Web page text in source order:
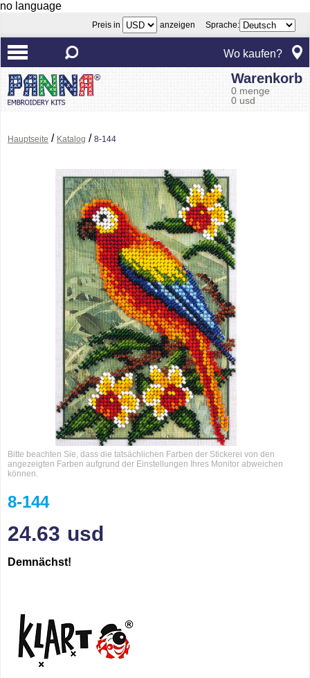
no language
Preis in anzeigen Sprache:
Wo kaufen?
Warenkorb
0 menge
0 usd
Hauptseite / Katalog / 8-144
Bitte beachten Sie, dass die tatsächlichen Farben der Stickerei von den
angezeigten Farben aufgrund der Einstellungen Ihres Monitor abweichen
können.
8-144
24.63 usd
Demnächst!